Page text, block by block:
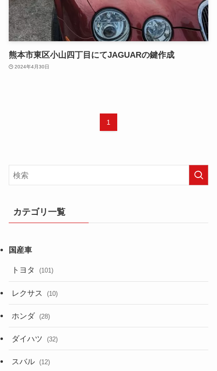
熊本市東区小山四丁目にてJAGUARの鍵作成
2024年4月30日
1
カテゴリ一覧
トヨタ (101)
レクサス (10)
ホンダ (28)
ダイハツ (32)
スバル (12)